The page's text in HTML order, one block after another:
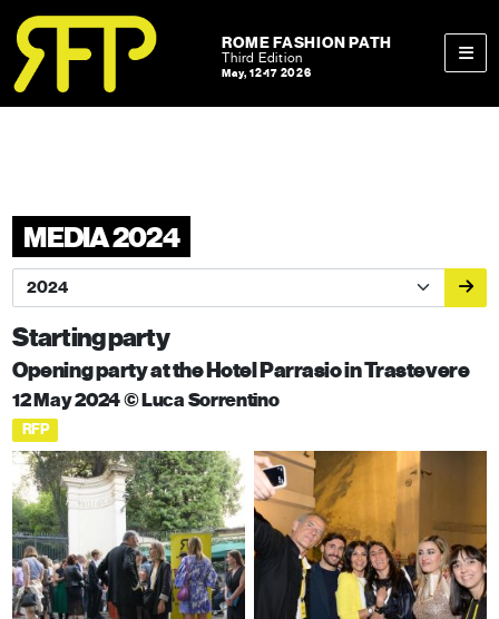
Skip to content
Skip to footer
ROME FASHION PATH
Third Edition
May, 12-17 2026
MEDIA 2024
Starting party
Opening party at the Hotel Parrasio in Trastevere
12 May 2024 © Luca Sorrentino
RFP